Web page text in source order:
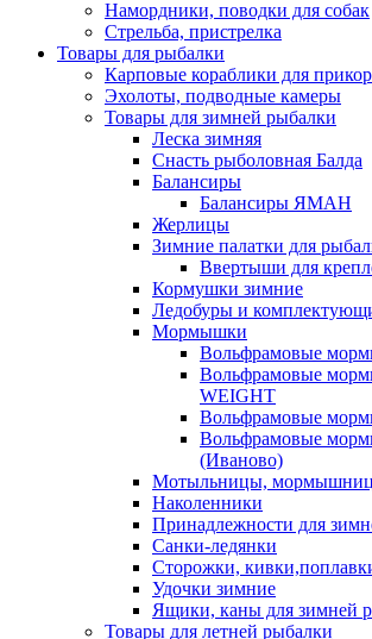
Намордники, поводки для собак
Стрельба, пристрелка
Товары для рыбалки
Карповые кораблики для
Эхолоты, подводные камеры
Товары для зимней рыбалки
Леска зимняя
Снасть рыболовная Балда
Балансиры
Балансиры ЯМАН
Жерлицы
Зимние палатки для
Ввертыши для
Кормушки зимние
Ледобуры и
Мормышки
Вольфрамовые
Вольфрамовые
WEIGHT
Вольфрамовые
Вольфрамовые
(Иваново)
Мотыльницы,
Наколенники
Принадлежности для
Санки-ледянки
Сторожки,
Удочки зимние
Ящики, каны для зимней
Товары для летней рыбалки